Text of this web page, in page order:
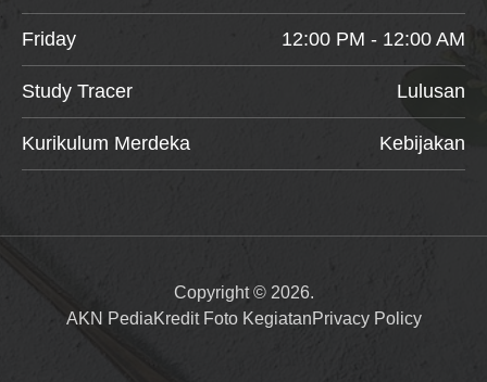
Friday 12:00 PM - 12:00 AM
Study Tracer Lulusan
Kurikulum Merdeka Kebijakan
Copyright © 2026.
AKN PediaKredit Foto KegiatanPrivacy Policy